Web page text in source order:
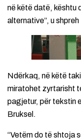
në këtë datë, kështu
alternative”, u shpreh
Ndërkaq, në këtë
miratohet zyrtarisht
pagjetur, për tekstin
Bruksel.
“Vetëm do të shtoja